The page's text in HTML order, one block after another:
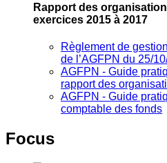
Rapport des
exercices 2015 à 2017
Règlement de
de l’AGFPN du 25/
AGFPN ‐ Guide
rapport des
AGFPN ‐ Guide
comptable des fonds
Focus